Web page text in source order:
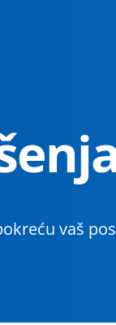
vaš